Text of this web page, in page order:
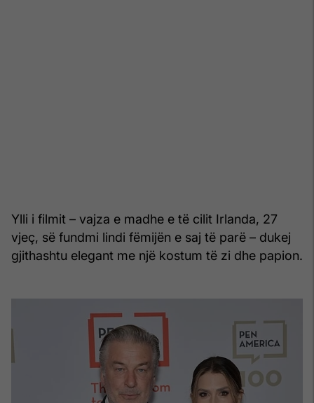
Ylli i filmit – vajza e madhe e të cilit Irlanda, 27
vjeç, së fundmi lindi fëmijën e saj të parë – dukej
gjithashtu elegant me një kostum të zi dhe papion.